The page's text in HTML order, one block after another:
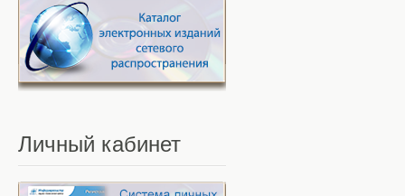
Личный кабинет